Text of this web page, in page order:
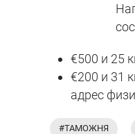
€500 и 25
€200 и 31
адрес
#ТАМОЖНЯ